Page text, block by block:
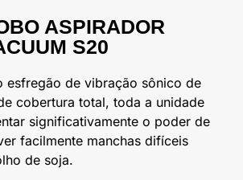
ASPIRADOR
S20
esfregão de vibração sônico de
cobertura total, toda a unidade
significativamente o poder de
facilmente manchas difíceis
de soja.